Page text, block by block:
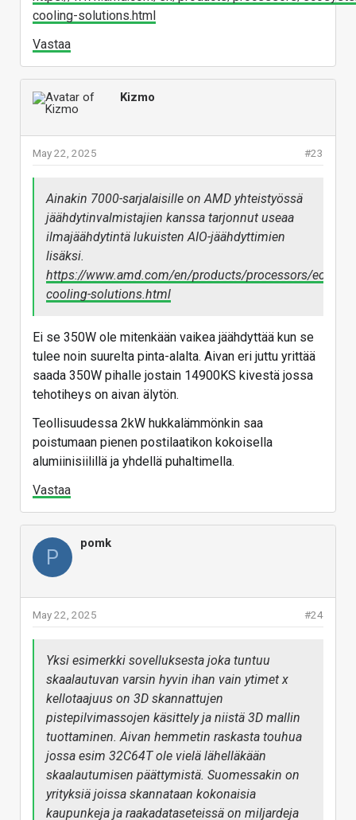
cooling-solutions.html
Vastaa
Kizmo
#23
May 22, 2025
Ainakin 7000-sarjalaisille on AMD yhteistyössä
jäähdytinvalmistajien kanssa tarjonnut useaa
ilmajäähdytintä lukuisten AIO-jäähdyttimien
lisäksi.
https://www.amd.com/en/products/processors/
cooling-solutions.html
Ei se 350W ole mitenkään vaikea jäähdyttää kun se
tulee noin suurelta pinta-alalta. Aivan eri juttu yrittää
saada 350W pihalle jostain 14900KS kivestä jossa
tehotiheys on aivan älytön.
Teollisuudessa 2kW hukkalämmönkin saa
poistumaan pienen postilaatikon kokoisella
alumiinisiilillä ja yhdellä puhaltimella.
Vastaa
P
pomk
#24
May 22, 2025
Yksi esimerkki sovelluksesta joka tuntuu
skaalautuvan varsin hyvin ihan vain ytimet x
kellotaajuus on 3D skannattujen
pistepilvimassojen käsittely ja niistä 3D mallin
tuottaminen. Aivan hemmetin raskasta touhua
jossa esim 32C64T ole vielä lähelläkään
skaalautumisen päättymistä. Suomessakin on
yrityksiä joissa skannataan kokonaisia
kaupunkeja ja raakadataseteissä on miljardeja